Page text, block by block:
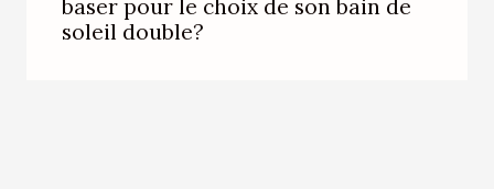
baser pour le choix de son bain de
soleil double?